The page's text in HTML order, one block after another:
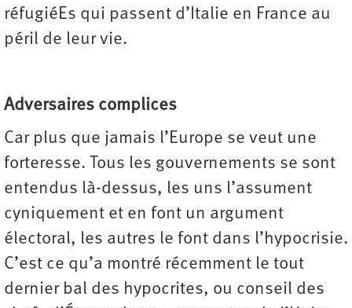
réfugiéEs qui passent d’Italie en France au
péril de leur vie.
Adversaires complices
Car plus que jamais l’Europe se veut une
forteresse. Tous les gouvernements se sont
entendus là-dessus, les uns l’assument
cyniquement et en font un argument
électoral, les autres le font dans l’hypocrisie.
C’est ce qu’a montré récemment le tout
dernier bal des hypocrites, ou conseil des